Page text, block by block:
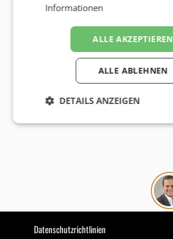
Datenschutzrichtlinien
Informationen
ALLE AKZEPTIEREN
ALLE ABLEHNEN
DETAILS ANZEIGEN